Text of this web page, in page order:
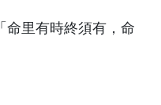
命里有時終須有，命